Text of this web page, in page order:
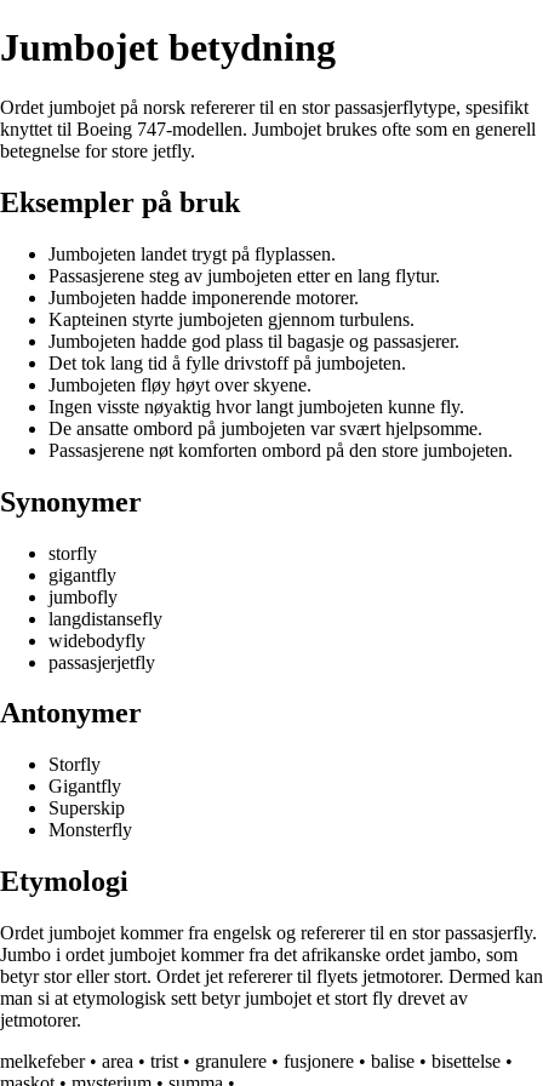
Jumbojet betydning
Ordet jumbojet på norsk refererer til en stor passasjerflytype, spesifikt
knyttet til Boeing 747-modellen. Jumbojet brukes ofte som en generell
betegnelse for store jetfly.
Eksempler på bruk
Jumbojeten landet trygt på flyplassen.
Passasjerene steg av jumbojeten etter en lang flytur.
Jumbojeten hadde imponerende motorer.
Kapteinen styrte jumbojeten gjennom turbulens.
Jumbojeten hadde god plass til bagasje og passasjerer.
Det tok lang tid å fylle drivstoff på jumbojeten.
Jumbojeten fløy høyt over skyene.
Ingen visste nøyaktig hvor langt jumbojeten kunne fly.
De ansatte ombord på jumbojeten var svært hjelpsomme.
Passasjerene nøt komforten ombord på den store jumbojeten.
Synonymer
storfly
gigantfly
jumbofly
langdistansefly
widebodyfly
passasjerjetfly
Antonymer
Storfly
Gigantfly
Superskip
Monsterfly
Etymologi
Ordet jumbojet kommer fra engelsk og refererer til en stor passasjerfly.
Jumbo i ordet jumbojet kommer fra det afrikanske ordet jambo, som
betyr stor eller stort. Ordet jet refererer til flyets jetmotorer. Dermed kan
man si at etymologisk sett betyr jumbojet et stort fly drevet av
jetmotorer.
melkefeber• area • trist • granulere • fusjonere • balise • bisettelse •